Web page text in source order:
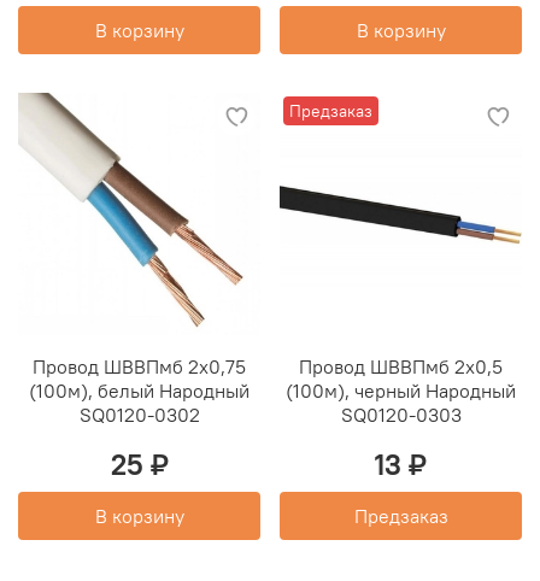
В корзину В корзину
Провод ШВВПмб 2х0,75
(100м), белый Народный
SQ0120-0302
25 ₽
В корзину
Предзаказ
Провод ШВВПмб 2х0,5
(100м), черный Народный
SQ0120-0303
13 ₽
Предзаказ